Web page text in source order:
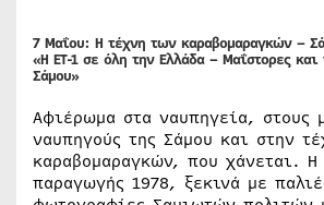
7 Μαΐου: Η τέχνη των καραβομαραγκών –
«Η ΕΤ-1 σε όλη την Ελλάδα – Μαΐστορες και
Σάμου»
Αφιέρωμα στα ναυπηγεία, στους
ναυπηγούς της Σάμου και στην
καραβομαραγκών, που χάνεται.
παραγωγής 1978, ξεκινά με